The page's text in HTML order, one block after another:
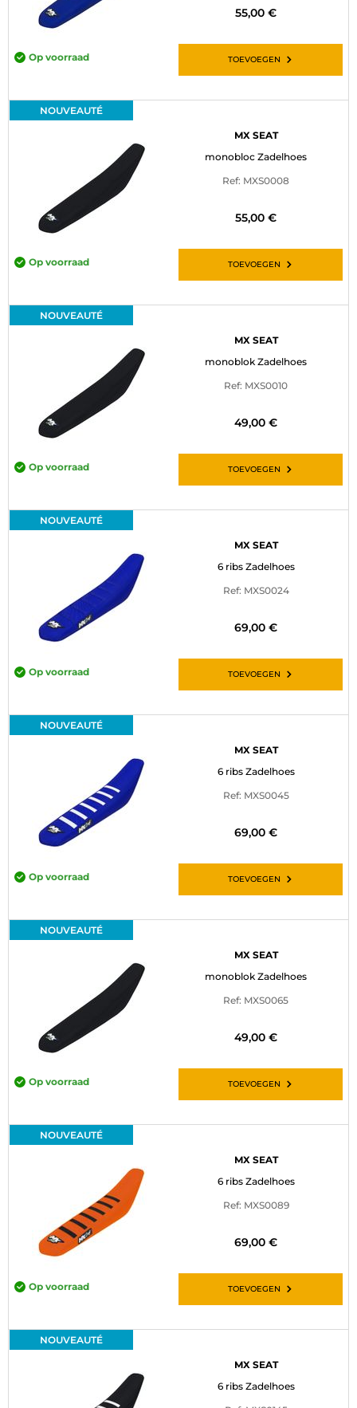
55,00 €
Op voorraad TOEVOEGEN
NOUVEAUTÉ
MX SEAT
monobloc Zadelhoes
Ref: MXS0008
55,00 €
Op voorraad TOEVOEGEN
NOUVEAUTÉ
MX SEAT
monoblok Zadelhoes
Ref: MXS0010
49,00 €
Op voorraad TOEVOEGEN
NOUVEAUTÉ
MX SEAT
6 ribs Zadelhoes
Ref: MXS0024
69,00 €
Op voorraad TOEVOEGEN
NOUVEAUTÉ
MX SEAT
6 ribs Zadelhoes
Ref: MXS0045
69,00 €
Op voorraad TOEVOEGEN
NOUVEAUTÉ
MX SEAT
monoblok Zadelhoes
Ref: MXS0065
49,00 €
Op voorraad TOEVOEGEN
NOUVEAUTÉ
MX SEAT
6 ribs Zadelhoes
Ref: MXS0089
69,00 €
Op voorraad TOEVOEGEN
NOUVEAUTÉ
MX SEAT
6 ribs Zadelhoes